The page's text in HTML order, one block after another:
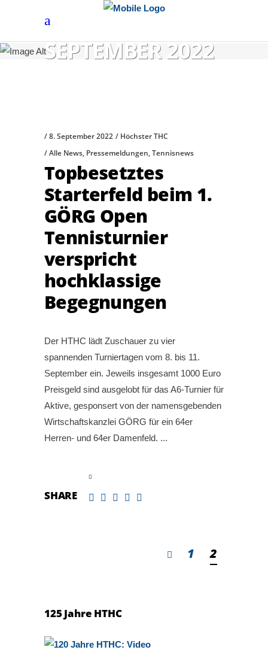
SEPTEMBER 2022
8. September 2022
Höchster THC
Alle News, Pressemeldungen,Tennisnews
Topbesetztes
Starterfeld beim 1.
GÖRG Open
Tennisturnier
verspricht
hochklassige
Begegnungen
Der HTHC lädt Zuschauer zu vier
spannenden Turniertagen vom 8. bis 11.
September ein. Jeweils insgesamt 1000 Euro
Preisgeld sind ausgelobt für das A6-Turnier für
Aktive, gesponsert von der namensgebenden
Wirtschaftskanzlei GÖRG für ein 64er
Herren- und 64er Damenfeld.
SHARE
1 2
125 Jahre HTHC